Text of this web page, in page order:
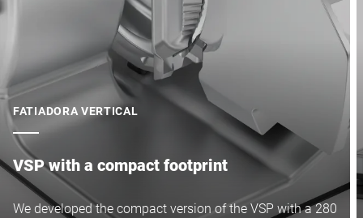
FATIADORA VERTICAL
VSP with a compact footprint
We developed the compact version of the VSP with a 280